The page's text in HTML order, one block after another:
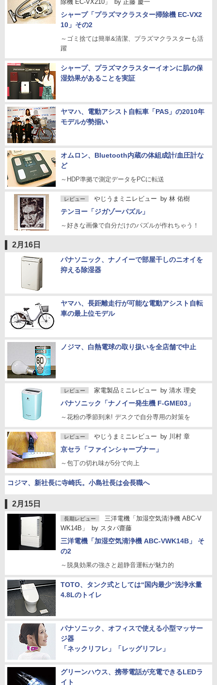
除機 EC-VX210」
by 正藤 慶一
シャープ「プラズマクラスター掃除機 EC-VX2
10」その2
～ゴミ捨ては簡単&清潔、プラズマクラスターも活
躍
シャープ、プラズマクラスターイオンに肌の保
湿効果があることを実証
ヤマハ、電動アシスト自転車「PAS」の2010年
モデルが勢揃い
オムロン、Bluetooth内蔵の体組成計/血圧計な
ど
～HDP準拠で測定データをPCに転送
レビュー やじうまミニレビュー by 林 佑樹
テンヨー「ジガゾーパズル」
～好きな画像で自分だけのパズルが作れちゃう！
2月16日
パナソニック、ナノイーで部屋干しのニオイを
抑える除湿器
ヤマハ、長距離走行が可能な電動アシスト自転
車の最上位モデル
ノジマ、白熱電球の取り扱いを全店舗で中止
レビュー 家電製品ミニレビュー by 清水 理史
パナソニック「ナノイー発生機 F-GME03」
～花粉の季節到来! デスクで自分専用の対策を
レビュー やじうまミニレビュー by 川村 章
京セラ「ファインシャープナー」
～包丁の切れ味が5分で向上
コジマ、新社長に寺崎氏。小島社長は会長職へ
2月15日
長期レビュー
三洋電機「加湿空気清浄機 ABC-V
WK14B」
by スタパ齋藤
三洋電機「加湿空気清浄機 ABC-VWK14B」 そ
の2
～脱臭効果の強さと超静音運転が魅力的
TOTO、タンク式としては“国内最少”洗浄水量
4.8Lのトイレ
パナソニック、オフィスで使える小型マッサー
ジ器
「ネックリフレ」「レッグリフレ」
グリーンハウス、携帯電話が充電できるLEDラ
イト